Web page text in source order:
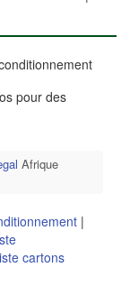
pour des
Afrique
|
cartons